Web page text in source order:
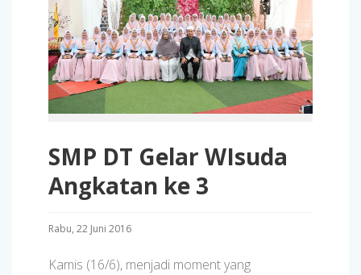
SMP DT Gelar WIsuda
Angkatan ke 3
Rabu, 22 Juni 2016
Kamis (16/6), menjadi moment yang